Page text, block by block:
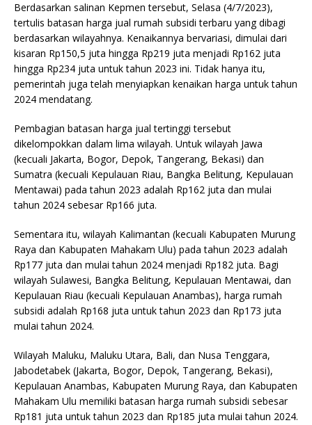
Berdasarkan salinan Kepmen tersebut, Selasa (4/7/2023),
tertulis batasan harga jual rumah subsidi terbaru yang dibagi
berdasarkan wilayahnya. Kenaikannya bervariasi, dimulai dari
kisaran Rp150,5 juta hingga Rp219 juta menjadi Rp162 juta
hingga Rp234 juta untuk tahun 2023 ini. Tidak hanya itu,
pemerintah juga telah menyiapkan kenaikan harga untuk tahun
2024 mendatang.
Pembagian batasan harga jual tertinggi tersebut
dikelompokkan dalam lima wilayah. Untuk wilayah Jawa
(kecuali Jakarta, Bogor, Depok, Tangerang, Bekasi) dan
Sumatra (kecuali Kepulauan Riau, Bangka Belitung, Kepulauan
Mentawai) pada tahun 2023 adalah Rp162 juta dan mulai
tahun 2024 sebesar Rp166 juta.
Sementara itu, wilayah Kalimantan (kecuali Kabupaten Murung
Raya dan Kabupaten Mahakam Ulu) pada tahun 2023 adalah
Rp177 juta dan mulai tahun 2024 menjadi Rp182 juta. Bagi
wilayah Sulawesi, Bangka Belitung, Kepulauan Mentawai, dan
Kepulauan Riau (kecuali Kepulauan Anambas), harga rumah
subsidi adalah Rp168 juta untuk tahun 2023 dan Rp173 juta
mulai tahun 2024.
Wilayah Maluku, Maluku Utara, Bali, dan Nusa Tenggara,
Jabodetabek (Jakarta, Bogor, Depok, Tangerang, Bekasi),
Kepulauan Anambas, Kabupaten Murung Raya, dan Kabupaten
Mahakam Ulu memiliki batasan harga rumah subsidi sebesar
Rp181 juta untuk tahun 2023 dan Rp185 juta mulai tahun 2024.